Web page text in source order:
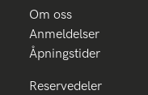
Om oss
Anmeldelser
Åpningstider
Reservedeler